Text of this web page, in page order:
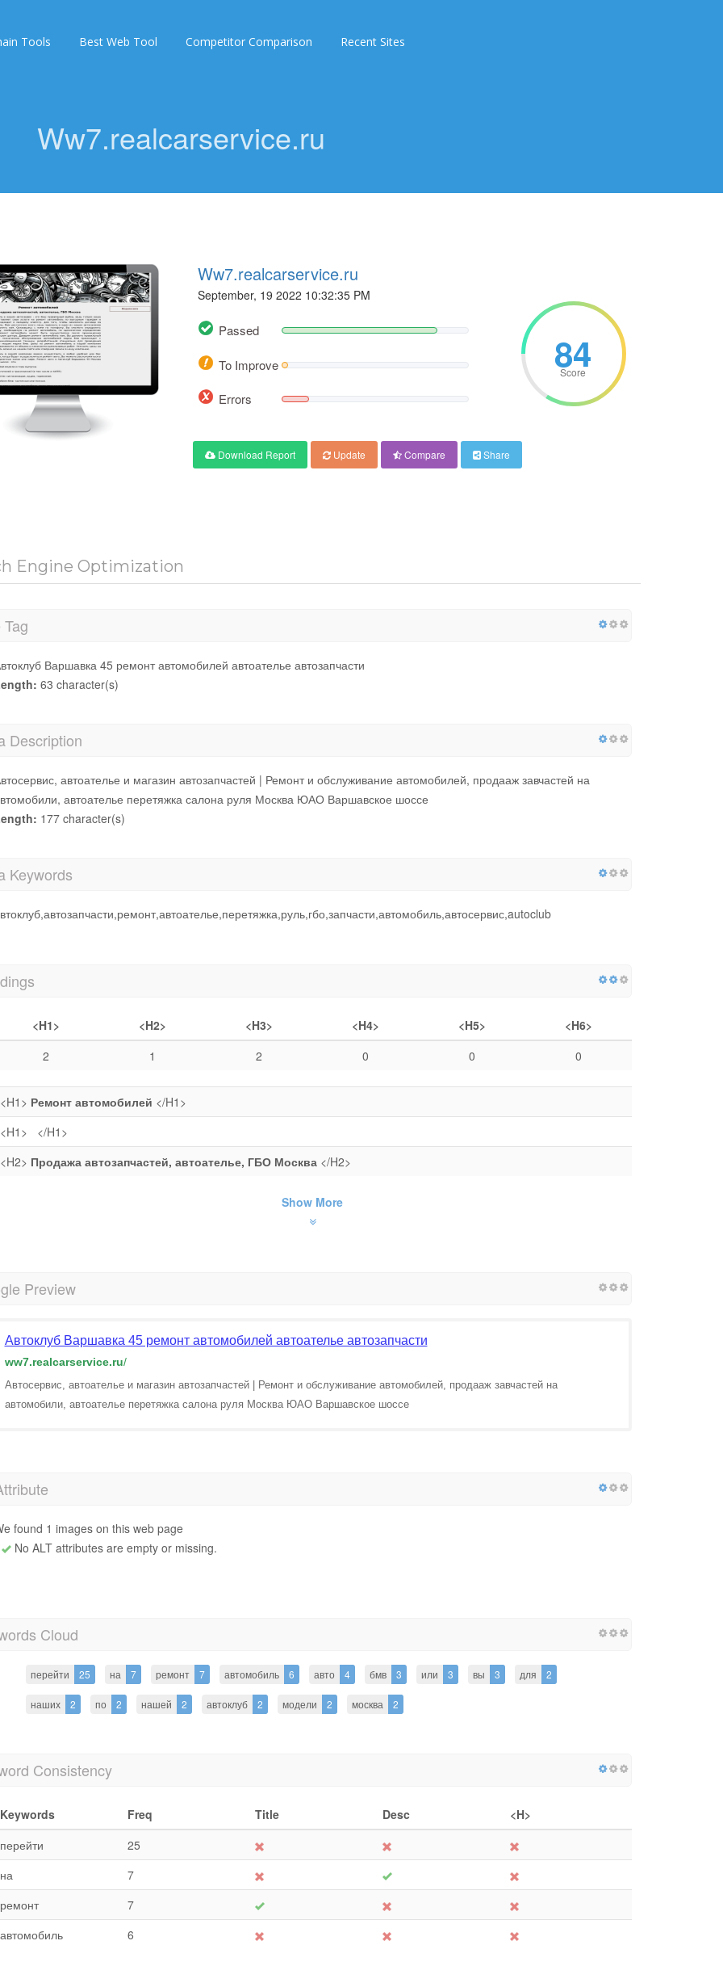
Tools Best Web Tool Competitor Comparison Recent Sites
Ww7.realcarservice.ru
Ww7.realcarservice.ru
September, 19 2022 10:32:35 PM
Passed
To Improve
Errors
84
Score
Download Report Update Compare Share
Engine Optimization
Варшавка 45 ремонт автомобилей автоателье автозапчасти
63 character(s)
Description
автоателье и магазин автозапчастей | Ремонт и обслуживание автомобилей, продааж завчастей на
автоателье перетяжка салона руля Москва ЮАО Варшавское шоссе
177 character(s)
Keywords
<H1> <H2> <H3> <H4> <H5>
<H6>
2
1 2 0 0 0
<H1> Ремонт автомобилей </H1>
<H1>
</H1>
<H2> Продажа автозапчастей, автоателье, ГБО Москва</H2>
Show More
Preview
Автоклуб Варшавка 45 ремонт автомобилей автоателье автозапчасти
ww7.realcarservice.ru/
Автосервис, автоателье и магазин автозапчастей | Ремонт и обслуживание автомобилей, продааж завчастей на
автомобили, автоателье перетяжка салона руля Москва ЮАО Варшавское шоссе
found 1 images on this web page
No ALT attributes are empty or missing.
Cloud
перейти 25 на 7 ремонт 7 автомобиль 6 авто 4 бмв 3 или 3 вы 3 для 2
наших 2 по 2 нашей 2 автоклуб 2 модели 2 москва 2
Consistency
Keywords Freq Title Desc
<H>
перейти
25
на
7
ремонт
7
автомобиль
6